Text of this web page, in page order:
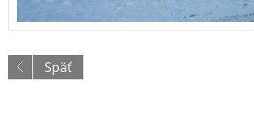
Späť